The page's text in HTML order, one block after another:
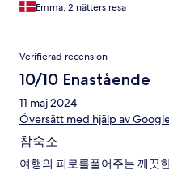
Emma, 2 nätters resa
Verifierad recension
10/10 Enastående
11 maj 2024
Översätt med hjälp av
참숙소
여행의 피로를풀어주는 깨끗